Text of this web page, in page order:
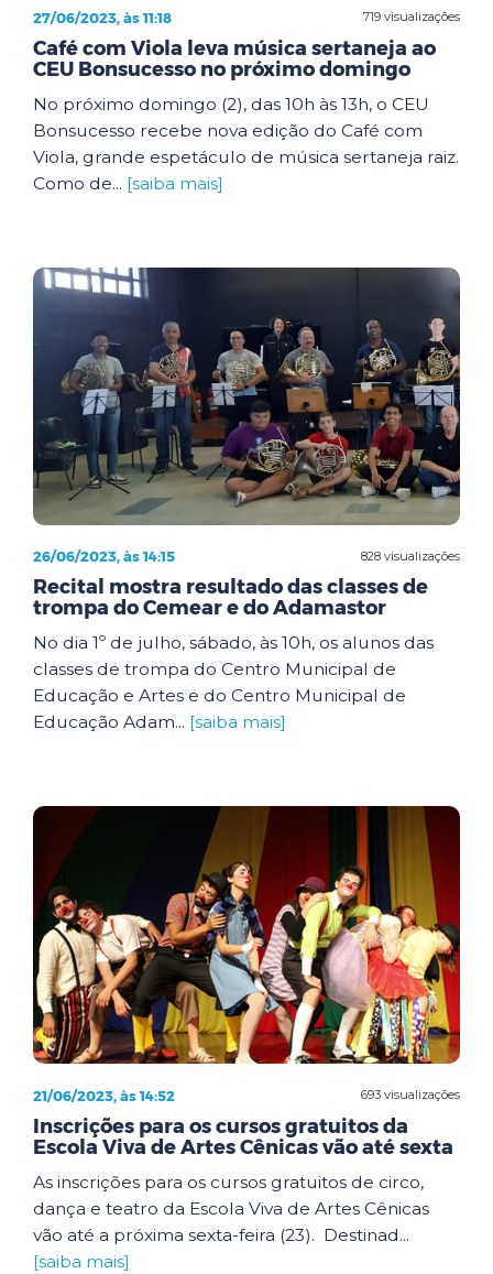
719 visualizações
27/06/2023, às 11:18
Café com Viola leva música sertaneja ao
CEU Bonsucesso no próximo domingo
No próximo domingo (2), das 10h às 13h, o CEU
Bonsucesso recebe nova edição do Café com
Viola, grande espetáculo de música sertaneja raiz.
Como de... [saiba mais]
828 visualizações
26/06/2023, às 14:15
Recital mostra resultado das classes de
trompa do Cemear e do Adamastor
No dia 1º de julho, sábado, às 10h, os alunos das
classes de trompa do Centro Municipal de
Educação e Artes e do Centro Municipal de
Educação Adam... [saiba mais]
693 visualizações
21/06/2023, às 14:52
Inscrições para os cursos gratuitos da
Escola Viva de Artes Cênicas vão até sexta
As inscrições para os cursos gratuitos de circo,
dança e teatro da Escola Viva de Artes Cênicas
vão até a próxima sexta-feira (23). Destinad...
[saiba mais]